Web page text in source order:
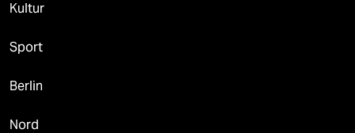
Kultur
Sport
Berlin
Nord